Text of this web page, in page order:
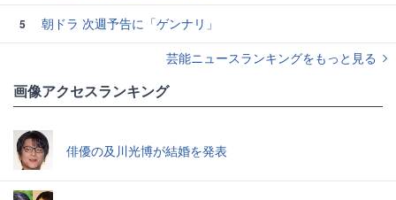
5
朝ドラ 次週予告に「ゲンナリ」
芸能ニュースランキングをもっと見る
画像アクセスランキング
俳優の及川光博が結婚を発表